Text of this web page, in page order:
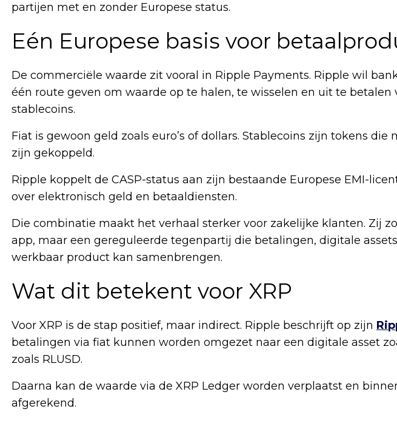
partijen met en zonder Europese status.
Eén Europese basis voor
De commerciële waarde zit vooral in Ripple Payments. Ripple wil
één route geven om waarde op te halen, te wisselen en uit te betalen
stablecoins.
Fiat is gewoon geld zoals euro’s of dollars. Stablecoins zijn tokens die
zijn gekoppeld.
Ripple koppelt de CASP-status aan zijn bestaande Europese EMI-
over elektronisch geld en betaaldiensten.
Die combinatie maakt het verhaal sterker voor zakelijke klanten. Zij
app, maar een gereguleerde tegenpartij die betalingen, digitale
werkbaar product kan samenbrengen.
Wat dit betekent voor XRP
Voor XRP is de stap positief, maar indirect. Ripple beschrijft op zijn
betalingen via fiat kunnen worden omgezet naar een digitale asset
zoals RLUSD.
Daarna kan de waarde via de XRP Ledger worden verplaatst en
afgerekend.